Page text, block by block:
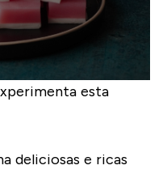
esta
deliciosas e ricas